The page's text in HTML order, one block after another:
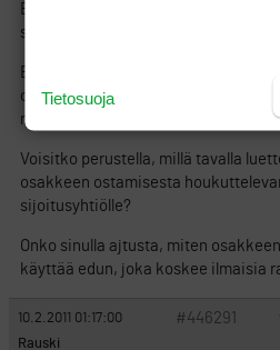
Eikö se yhtiö joka on
samalla tavalla kuin
Et vastannut kysymykseen eli miksi
osakkeenomistajille, jotka ovat
niille, jotka ovat oikeushenkilöitä?
Voisitko perustella, millä tavalla
osakkeen ostamisesta
sijoitusyhtiölle?
Onko sinulla ajtusta, miten
käyttää edun, joka koskee ilmaisia
10.2.2011 01:17:00 #446291
Rauski
Tietosuoja